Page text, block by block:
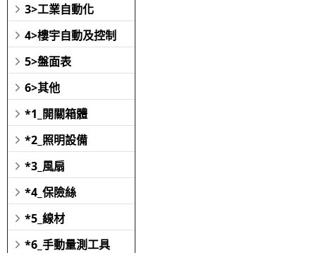
3>工業自動化
4>樓宇自動及控制
5>盤面表
6>其他
*1_開關箱體
*2_照明設備
*3_風扇
*4_保險絲
*5_線材
*6_手動量測工具